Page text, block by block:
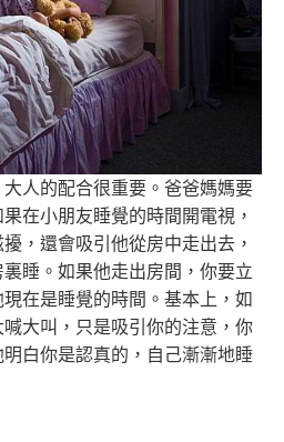
人的配合很重要。 爸爸媽媽要
在小朋友睡覺的時間開電視，
，還會吸引他從房中走出去，
睡。如果他走出房間， 你要立
在是睡覺的時間。基本上， 如
大叫，只是吸引你的注意， 你
白你是認真的，自己漸漸地睡